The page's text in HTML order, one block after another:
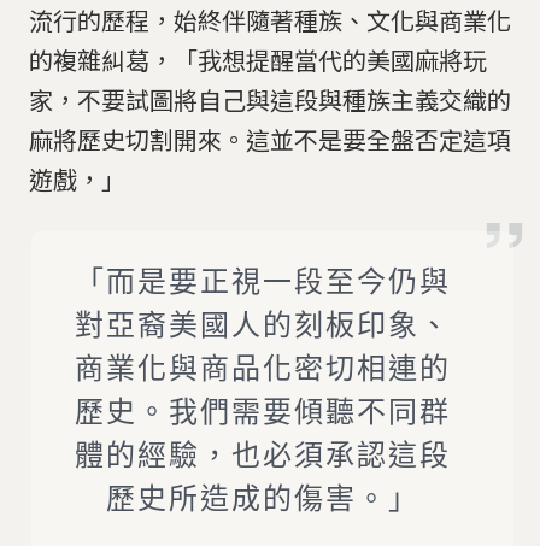
流行的歷程，始終伴隨著種族、文化與商業化
的複雜糾葛，「我想提醒當代的美國麻將玩
家，不要試圖將自己與這段與種族主義交織的
麻將歷史切割開來。這並不是要全盤否定這項
遊戲，」
「而是要正視一段至今仍與
對亞裔美國人的刻板印象、
商業化與商品化密切相連的
歷史。我們需要傾聽不同群
體的經驗，也必須承認這段
歷史所造成的傷害。」